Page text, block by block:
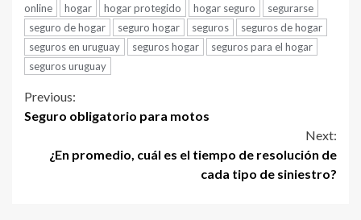
online
hogar hogar protegido hogar seguro
segurarse
seguro de hogar
seguro hogar seguros
seguros de hogar
seguros en uruguay
seguros hogar
seguros para el hogar
seguros uruguay
Continue
Previous:
Seguro obligatorio para motos
Next:
¿En promedio, cuál es el tiempo de resolución de
cada tipo de siniestro?